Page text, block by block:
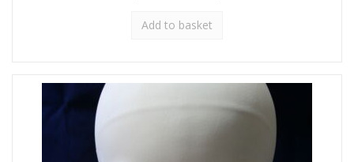
Add to basket